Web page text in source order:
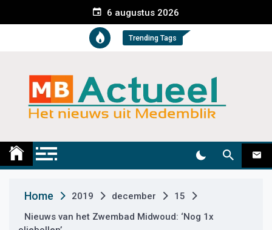
e
t
6 augustus 2026
Trending Tags
Medemblik Actueel
Home 2019 december
15
Nieuws van het Zwembad Midwoud: ‘Nog 1x